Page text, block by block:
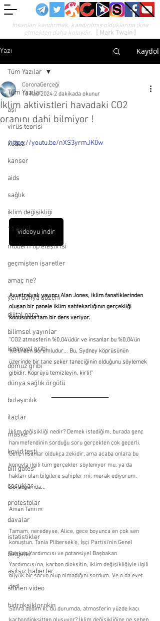
İnsanları kandırmak, kandırılmış olduklarına ikna
etmekten daha kolaydır.
[ Mark Twain ]
Yazı Kaydol
Tüm Yazılar
aşı
virüs teorisi
kuduz
kanser
aids
sağlık
iklim değişikliği
11 eylül
modern tıp eleştirisi
geçmişten işaretler
amaç ne?
yeni dünya düzeni
dijital para
bilimsel yayınlar
ispanyol gribi
domuz gribi
dünya sağlık örgütü
bulaşıcılık
ilaçlar
maske
kovid testi
bill gates
çocuklar
protestolar
davalar
istatistikler
belgeler
asılsız haberler
silinen video
hidroksiklorokin
Tüm Yazılar
İklim aktivistleri havadaki CO2
oranını dahi bilmiyor !
CoronaGerçeği
16 Kas 2024 2 dakikada okunur
https://youtu.be/nXS3yrmJK0w
videoyu indir
Avustralyalı yayıncı Alan Jones, iklim fanatiklerinden
oluşan bir panele iklim sahtekarlığının gerçekliği
konusunda tam bir ders veriyor.
"CO2 atmosferin %0,04'üdür ve insanlar bu %0,04'ün
%3'ünden sorumludur... Bu, Sydney köprüsünün
üzerinde bir tane şeker taneciğinin olduğunu söylemek
gibidir. Köprüyü temizleyin, kirli!"
İklim değişikliği nedir? Demek istediğim, burada genç
hanımefendinin sorduğu soru gerçekten çok geçerli.
Genç insanlar oldukça zekidir, ama acaba onlara bu
konuyla ilgili tüm gerçekler söyleniyor mu, ya da
hakları olan bilgilere sahipler mi, merak ediyorum.
Sorduğumda...
Aman Tanrım
Tamam, neredeyse, Alice, gece boyunca en çok sen
konuştun. Tania Plibersek'e, İşçi Partisi'nin Genel
Başkan Yardımcısı ve potansiyel Başbakan
Yardımcısı'na, karbon dioksitin, iklim değişikliğiyle ilgili
büyük bir sorun olup olmadığını sordum. Ve o da evet
dedi.
Sonra dedim ki, bu durumda, atmosferin yüzde kaçı